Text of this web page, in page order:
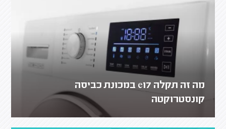
מה זה תקלה e17 במכונת כביסה
קונסטרוקטה